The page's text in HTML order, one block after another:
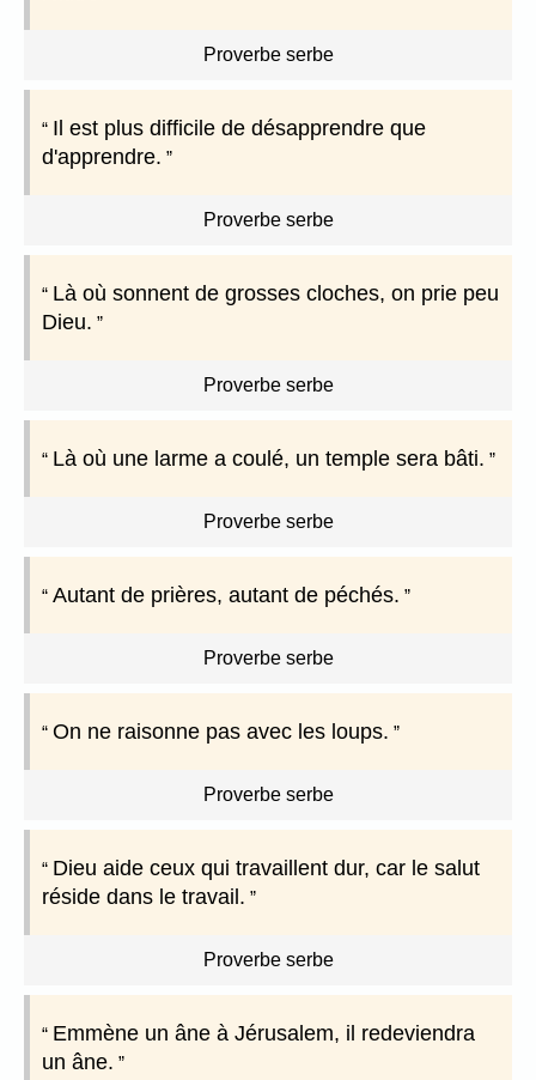
Proverbe serbe
Il est plus difficile de désapprendre que
d'apprendre.
Proverbe serbe
Là où sonnent de grosses cloches, on prie peu
Dieu.
Proverbe serbe
Là où une larme a coulé, un temple sera bâti.
Proverbe serbe
Autant de prières, autant de péchés.
Proverbe serbe
On ne raisonne pas avec les loups.
Proverbe serbe
Dieu aide ceux qui travaillent dur, car le salut
réside dans le travail.
Proverbe serbe
Emmène un âne à Jérusalem, il redeviendra
un âne.